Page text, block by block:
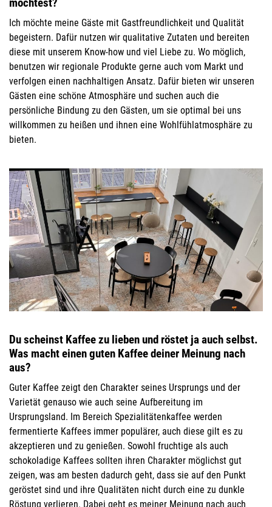
Ich möchte meine Gäste mit Gastfreundlichkeit und Qualität
begeistern. Dafür nutzen wir qualitative Zutaten und bereiten
diese mit unserem Know-how und viel Liebe zu. Wo möglich,
benutzen wir regionale Produkte gerne auch vom Markt und
verfolgen einen nachhaltigen Ansatz. Dafür bieten wir unseren
Gästen eine schöne Atmosphäre und suchen auch die
persönliche Bindung zu den Gästen, um sie optimal bei uns
willkommen zu heißen und ihnen eine Wohlfühlatmosphäre zu
bieten.
Du scheinst Kaffee zu lieben und röstet ja auch selbst.
Was macht einen guten Kaffee deiner Meinung nach
aus?
Guter Kaffee zeigt den Charakter seines Ursprungs und der
Varietät genauso wie auch seine Aufbereitung im
Ursprungsland. Im Bereich Spezialitätenkaffee werden
fermentierte Kaffees immer populärer, auch diese gilt es zu
akzeptieren und zu genießen. Sowohl fruchtige als auch
schokoladige Kaffees sollten ihren Charakter möglichst gut
zeigen, was am besten dadurch geht, dass sie auf den Punkt
geröstet sind und ihre Qualitäten nicht durch eine zu dunkle
Röstung verlieren. Dabei geht es meiner Meinung nach auch